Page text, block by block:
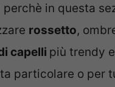
perchè in questa
rossetto,
capelli più trendy
particolare o per